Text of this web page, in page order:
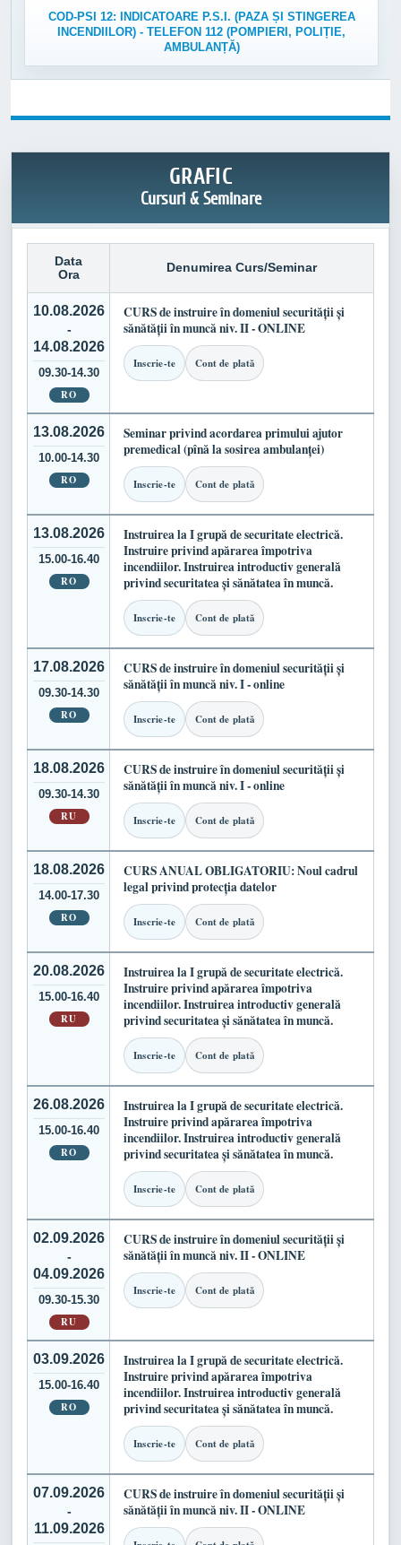
COD-PSI 12: INDICATOARE P.S.I. (PAZA ȘI STINGEREA
INCENDIILOR) - TELEFON 112 (POMPIERI, POLIȚIE,
AMBULANȚĂ)
GRAFIC
Cursuri & Seminare
Data
Ora
Denumirea Curs/Seminar
10.08.2026
-
14.08.2026
09.30-14.30
RO
CURS de instruire în domeniul securității și
sănătății în muncă niv. II - ONLINE
Inscrie-te Cont de plată
13.08.2026
10.00-14.30
RO
Seminar privind acordarea primului ajutor
premedical (pînă la sosirea ambulanței)
Inscrie-te Cont de plată
13.08.2026
15.00-16.40
RO
Instruirea la I grupă de securitate electrică.
Instruire privind apărarea împotriva
incendiilor. Instruirea introductiv generală
privind securitatea și sănătatea în muncă.
Inscrie-te Cont de plată
17.08.2026
09.30-14.30
RO
CURS de instruire în domeniul securității și
sănătății în muncă niv. I - online
Inscrie-te Cont de plată
18.08.2026
09.30-14.30
RU
CURS de instruire în domeniul securității și
sănătății în muncă niv. I - online
Inscrie-te Cont de plată
18.08.2026
14.00-17.30
RO
CURS ANUAL OBLIGATORIU: Noul cadrul
legal privind protecția datelor
Inscrie-te Cont de plată
20.08.2026
15.00-16.40
RU
Instruirea la I grupă de securitate electrică.
Instruire privind apărarea împotriva
incendiilor. Instruirea introductiv generală
privind securitatea și sănătatea în muncă.
Inscrie-te Cont de plată
26.08.2026
15.00-16.40
RO
Instruirea la I grupă de securitate electrică.
Instruire privind apărarea împotriva
incendiilor. Instruirea introductiv generală
privind securitatea și sănătatea în muncă.
Inscrie-te Cont de plată
02.09.2026
-
04.09.2026
09.30-15.30
RU
CURS de instruire în domeniul securității și
sănătății în muncă niv. II - ONLINE
Inscrie-te Cont de plată
03.09.2026
15.00-16.40
RO
Instruirea la I grupă de securitate electrică.
Instruire privind apărarea împotriva
incendiilor. Instruirea introductiv generală
privind securitatea și sănătatea în muncă.
Inscrie-te Cont de plată
07.09.2026
-
11.09.2026
CURS de instruire în domeniul securității și
sănătății în muncă niv. II - ONLINE